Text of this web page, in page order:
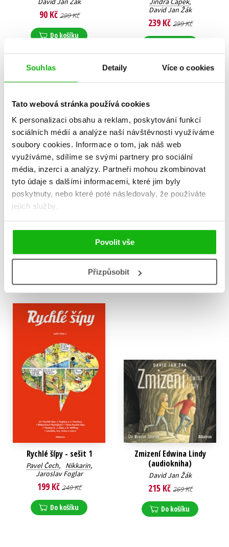
Souhlas Detaily Více o cookies
Tato webová stránka používá cookies
K personalizaci obsahu a reklam, poskytování funkcí
sociálních médií a analýze naší návštěvnosti využíváme
soubory cookies. Informace o tom, jak náš web
využíváme, sdílíme se svými partnery pro sociální
média, inzerci a analýzy. Partneři mohou zkombinovat
tyto údaje s dalšími informacemi, které jim byly
poskytnuty, nebo které poté následovaly, že používáte
jejich služby.
Povolit vše
Přizpůsobit
90 Kč 299 Kč
Do košíku
David Jan Žák
239 Kč 299 Kč
Žeberův odkaz
David Jan Žák
Tleskač
David Jan Žák,
319 Kč399 Kč
Rychlé šípy - sešit 1
Pavel Čech, Nikkarin,
Jaroslav Foglar
199 Kč 249 Kč
Do košíku
Zmizení Edwina Lindy
(audiokniha)
David Jan Žák
215 Kč 269 Kč
Do košíku